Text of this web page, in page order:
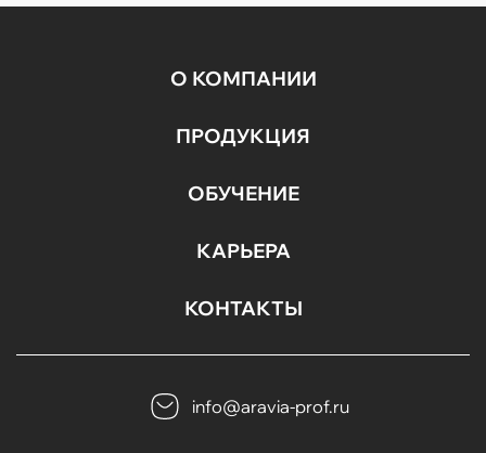
О КОМПАНИИ
ПРОДУКЦИЯ
ОБУЧЕНИЕ
КАРЬЕРА
КОНТАКТЫ
info@aravia-prof.ru